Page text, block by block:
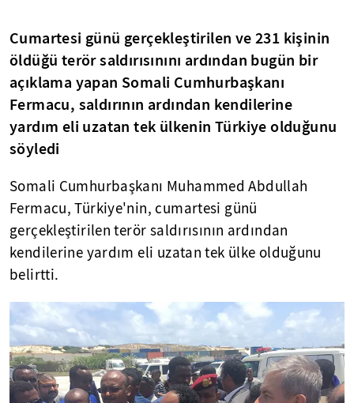
Cumartesi günü gerçekleştirilen ve 231 kişinin
öldüğü terör saldırısınını ardından bugün bir
açıklama yapan Somali Cumhurbaşkanı
Fermacu, saldırının ardından kendilerine
yardım eli uzatan tek ülkenin Türkiye olduğunu
söyledi
Somali Cumhurbaşkanı Muhammed Abdullah
Fermacu, Türkiye'nin, cumartesi günü
gerçekleştirilen terör saldırısının ardından
kendilerine yardım eli uzatan tek ülke olduğunu
belirtti.